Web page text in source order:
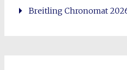
Breitling Chronomat